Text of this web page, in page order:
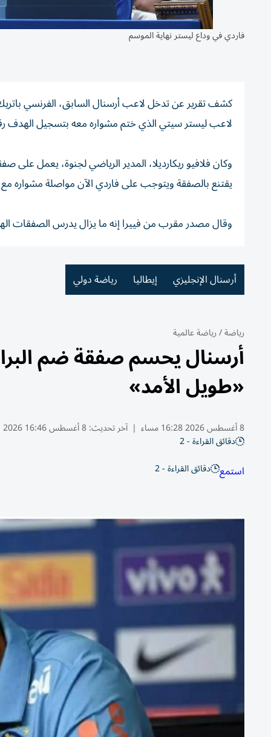
فاردي في وداع ليستر نهاية الموسم
لاعب ليستر سيتي الذي ختم مشواره معه بتسجيل الهدف رقم
وكان فلافيو ريكارديلا، المدير الرياضي لجنوة، يعمل
يقتنع بالصفقة ويتوجب على فاردي الآن مواصلة مشواره
وقال مصدر مقرب من فييرا إنه ما يزال يدرس الصفقات
أرسنال الإنجليزي إيطاليا رياضة دولي
رياضة/رياضة عالمية
أرسنال يحسم صفقة ضم
«طويل الأمد»
8 أغسطس 2026 16:28 مساء | آخر تحديث:8 أغسطس 16:46 2026
دقائق القراءة - 2
استمع دقائق القراءة - 2